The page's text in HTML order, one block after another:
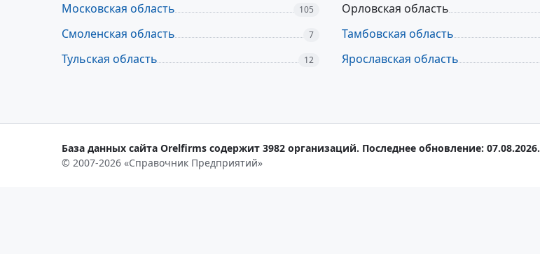
Московская область 105 Орловская область
Смоленская область 7 Тамбовская область
Тульская область 12 Ярославская область
База данных сайта Orelfirms содержит 3982 организаций. Последнее обновление: 07.08.2026.
© 2007-2026 «Справочник Предприятий»